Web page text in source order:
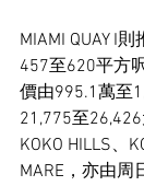
MIAMI QUAY I
457至620平方
價由995.1萬至
21,775至
KOKO HILLS、
MARE，亦由